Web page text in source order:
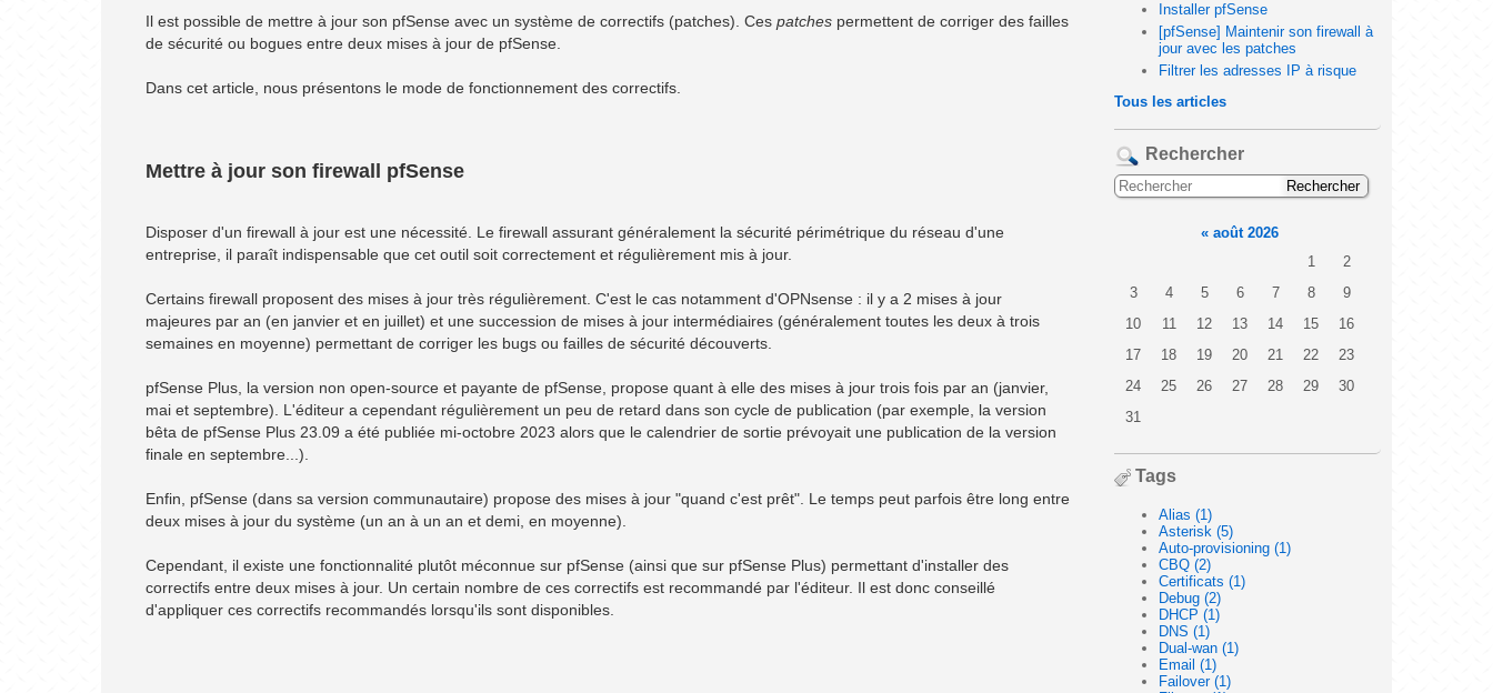
Installer pfSense
[pfSense] Maintenir son firewall à
jour avec les patches
Filtrer les adresses IP à risque
Tous les articles
Rechercher
« août 2026
1
2
3
4 5 6 7 8
9
10
11 12 13 14 15
16
17
18 19 20 21 22
23
24
25 26 27 28 29
30
31
Tags
Alias (1)
Asterisk (5)
Auto-provisioning (1)
CBQ (2)
Certificats (1)
Debug (2)
DHCP (1)
DNS (1)
Dual-wan (1)
Email (1)
Failover (1)
Il est possible de mettre à jour son pfSense avec un système de correctifs (patches). Ces patches permettent de corriger des failles
de sécurité ou bogues entre deux mises à jour de pfSense.
Dans cet article, nous présentons le mode de fonctionnement des correctifs.
Mettre à jour son firewall pfSense
Disposer d'un firewall à jour est une nécessité. Le firewall assurant généralement la sécurité périmétrique du réseau d'une
entreprise, il paraît indispensable que cet outil soit correctement et régulièrement mis à jour.
Certains firewall proposent des mises à jour très régulièrement. C'est le cas notamment d'OPNsense : il y a 2 mises à jour
majeures par an (en janvier et en juillet) et une succession de mises à jour intermédiaires (généralement toutes les deux à trois
semaines en moyenne) permettant de corriger les bugs ou failles de sécurité découverts.
pfSense Plus, la version non open-source et payante de pfSense, propose quant à elle des mises à jour trois fois par an (janvier,
mai et septembre). L'éditeur a cependant régulièrement un peu de retard dans son cycle de publication (par exemple, la version
bêta de pfSense Plus 23.09 a été publiée mi-octobre 2023 alors que le calendrier de sortie prévoyait une publication de la version
finale en septembre...).
Enfin, pfSense (dans sa version communautaire) propose des mises à jour "quand c'est prêt". Le temps peut parfois être long entre
deux mises à jour du système (un an à un an et demi, en moyenne).
Cependant, il existe une fonctionnalité plutôt méconnue sur pfSense (ainsi que sur pfSense Plus) permettant d'installer des
correctifs entre deux mises à jour. Un certain nombre de ces correctifs est recommandé par l'éditeur. Il est donc conseillé
d'appliquer ces correctifs recommandés lorsqu'ils sont disponibles.